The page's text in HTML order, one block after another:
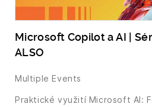
Microsoft Copilot a AI |
ALSO
Multiple Events
Praktické využití Microsoft AI: